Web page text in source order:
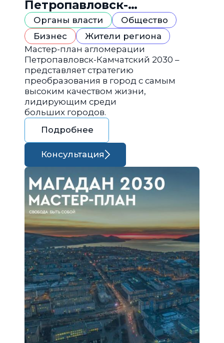
Петропавловск-
Камчатский 2030
Органы власти
Общество
Бизнес
Жители региона
Мастер-план агломерации
Петропавловск-Камчатский 2030 –
представляет стратегию
преобразования в город с самым
высоким качеством жизни,
лидирующим среди
больших городов.
Подробнее
Консультация